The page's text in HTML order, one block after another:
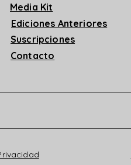
Media Kit
Ediciones Anteriores
Suscripciones
Contacto